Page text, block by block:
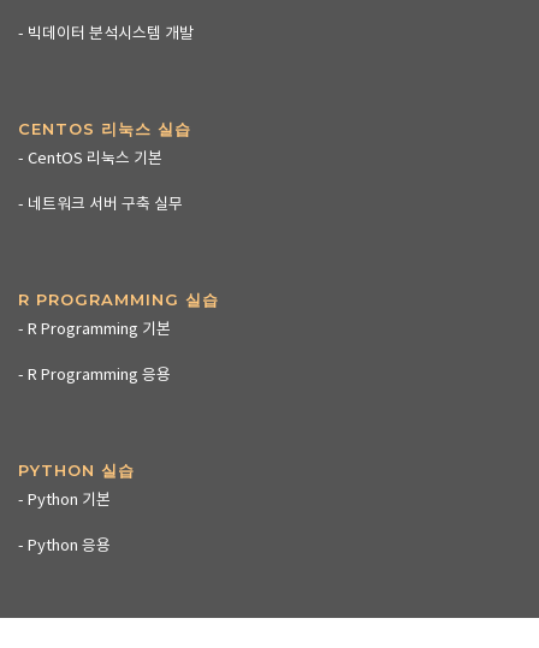
- 빅데이터 분석시스템 개발
CENTOS 리눅스 실습
- CentOS 리눅스 기본
- 네트워크 서버 구축 실무
R PROGRAMMING 실습
- R Programming 기본
- R Programming 응용
PYTHON 실습
- Python 기본
- Python 응용